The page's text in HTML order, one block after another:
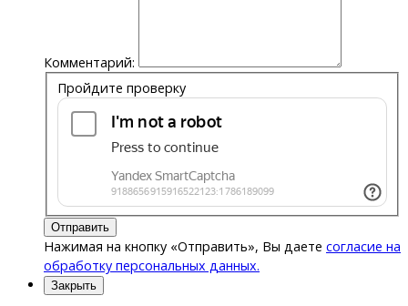
Комментарий:
Пройдите проверку
Отправить
Нажимая на кнопку «Отправить», Вы даете согласие на
обработку персональных данных.
Закрыть